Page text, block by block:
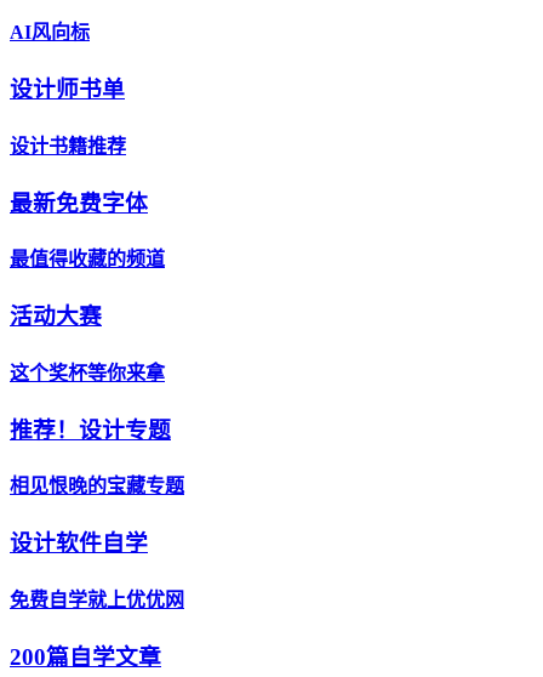
AI风向标
设计师书单
设计书籍推荐
最新免费字体
最值得收藏的频道
活动大赛
这个奖杯等你来拿
推荐！设计专题
相见恨晚的宝藏专题
设计软件自学
免费自学就上优优网
200篇自学文章